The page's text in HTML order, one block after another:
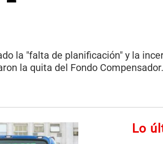
la "falta de planificación" y la
la quita del Fondo Compensador.
Lo